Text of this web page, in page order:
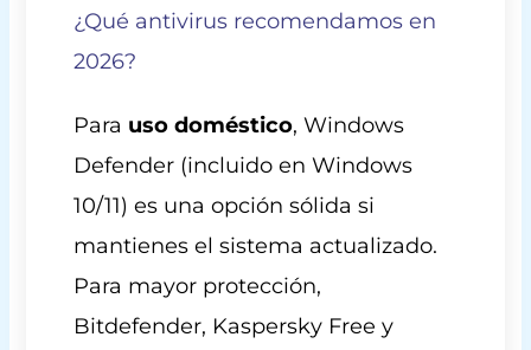
¿Qué antivirus recomendamos en
2026?
Para uso doméstico, Windows
Defender (incluido en Windows
10/11) es una opción sólida si
mantienes el sistema actualizado.
Para mayor protección,
Bitdefender, Kaspersky Free y